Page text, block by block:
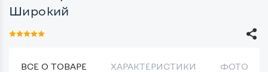
Широкий
ВСЕ О ТОВАРЕ ХАРАКТЕРИСТИКИ ФОТО